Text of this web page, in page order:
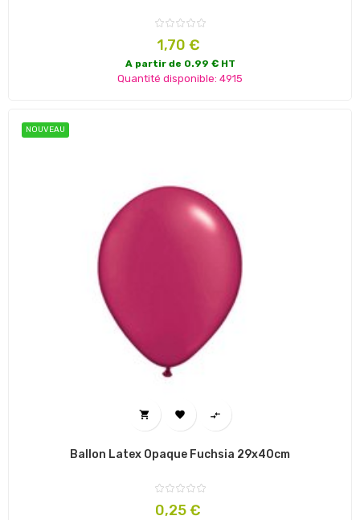
Prix
1,70 €
A partir de 0.99 € HT
Quantité disponible: 4915
NOUVEAU
  
Ballon Latex Opaque Fuchsia 29x40cm
Prix
0,25 €